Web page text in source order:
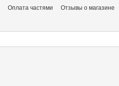
Оплата частями Отзывы о магазине